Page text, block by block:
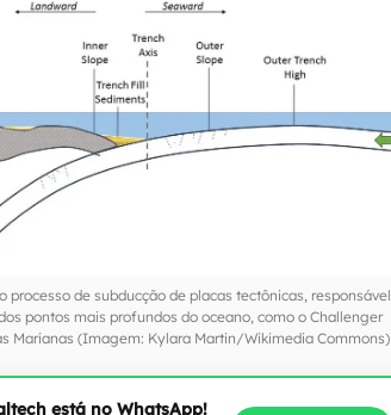
processo de subducção de placas tectônicas, responsável
pontos mais profundos do oceano, como o Challenger
Marianas (Imagem: Kylara Martin/Wikimedia Commons)
está no WhatsApp!